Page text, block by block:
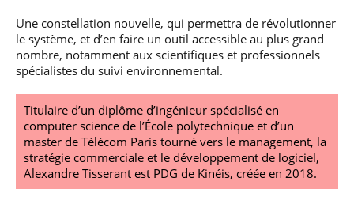
Une constellation nouvelle, qui permettra de révolutionner
le système, et d’en faire un outil accessible au plus grand
nombre, notamment aux scientifiques et professionnels
spécialistes du suivi environnemental.
Titulaire d’un diplôme d’ingénieur spécialisé en
computer science de l’École polytechnique et d’un
master de Télécom Paris tourné vers le management, la
stratégie commerciale et le développement de logiciel,
Alexandre Tisserant est PDG de Kinéis, créée en 2018.